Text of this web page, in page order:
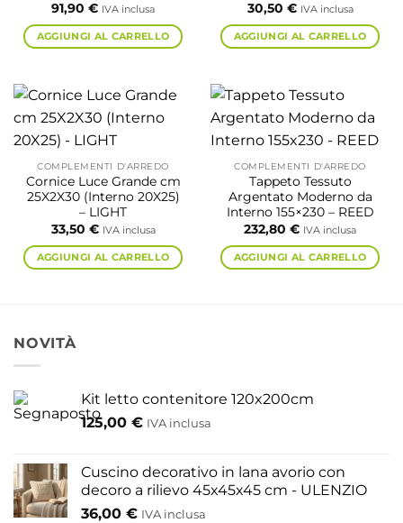
91,90 € IVA inclusa
AGGIUNGI AL CARRELLO
30,50 € IVA inclusa
AGGIUNGI AL CARRELLO
COMPLEMENTI D'ARREDO
Cornice Luce Grande cm
25X2X30 (Interno 20X25)
– LIGHT
33,50 € IVA inclusa
AGGIUNGI AL CARRELLO
COMPLEMENTI D'ARREDO
Tappeto Tessuto
Argentato Moderno da
Interno 155×230 – REED
232,80 € IVA inclusa
AGGIUNGI AL CARRELLO
NOVITÀ
Kit letto contenitore 120x200cm
125,00 € IVA inclusa
Cuscino decorativo in lana avorio con
decoro a rilievo 45x45x45 cm - ULENZIO
36,00 € IVA inclusa